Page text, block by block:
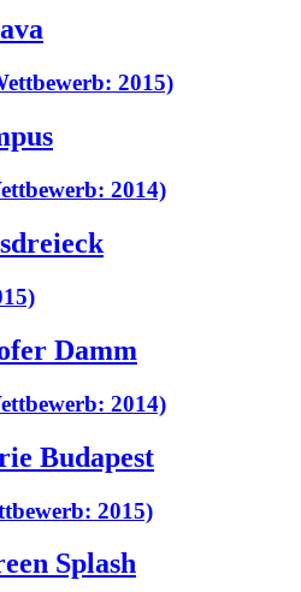
2015)
2014)
Damm
2014)
Budapest
2015)
Splash